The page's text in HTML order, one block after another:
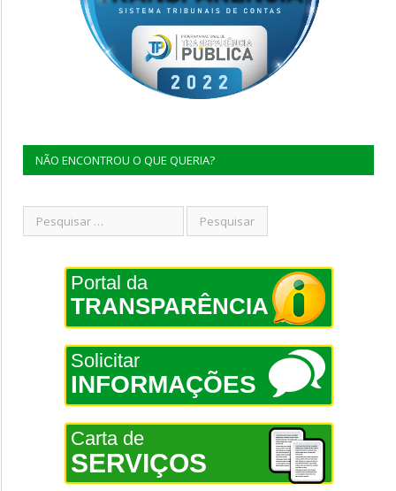
NÃO ENCONTROU O QUE QUERIA?
Portal da
TRANSPARÊNCIA
Solicitar
INFORMAÇÕES
Carta de
SERVIÇOS